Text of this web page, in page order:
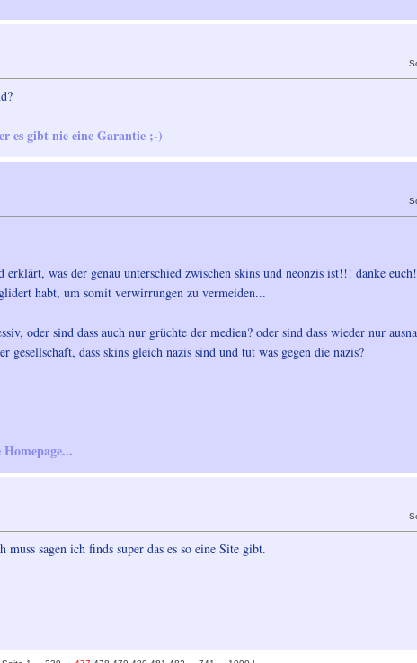
es gibt nie eine Garantie ;-)
was der genau unterschied zwischen skins und neonzis ist!!! danke
habt, um somit verwirrungen zu vermeiden...
oder sind dass auch nur grüchte der medien? oder sind dass wieder nur
dass skins gleich nazis sind und tut was gegen die nazis?
sagen ich finds super das es so eine Site gibt.